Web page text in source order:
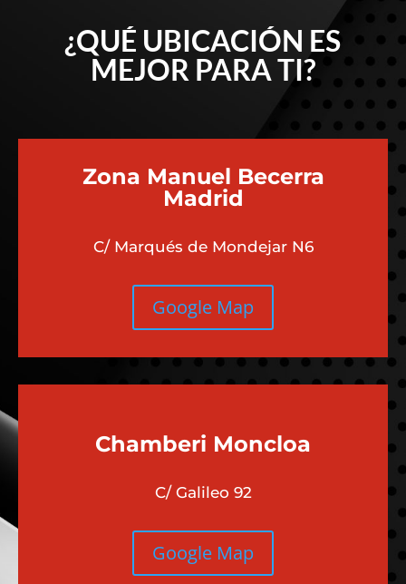
¿QUÉ UBICACIÓN ES
MEJOR PARA TI?
Zona Manuel Becerra
Madrid
C/ Marqués de Mondejar N6
Google Map
Chamberi Moncloa
C/ Galileo 92
Google Map